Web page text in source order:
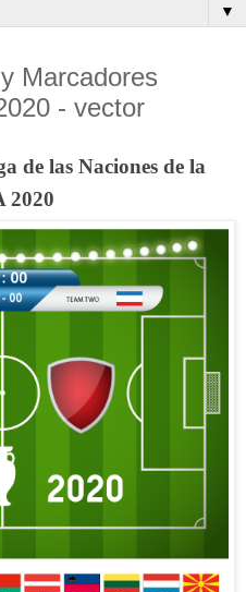
▼
Marcadores
- vector
de las Naciones de la
2020